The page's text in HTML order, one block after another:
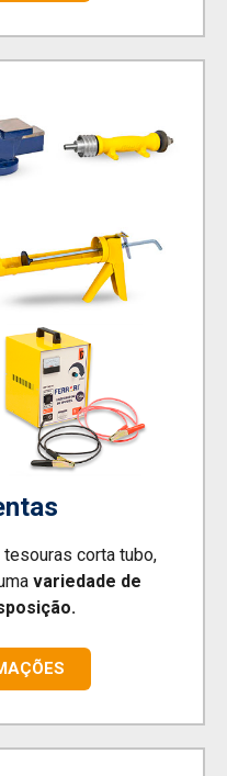
corta tubo,
variedade de